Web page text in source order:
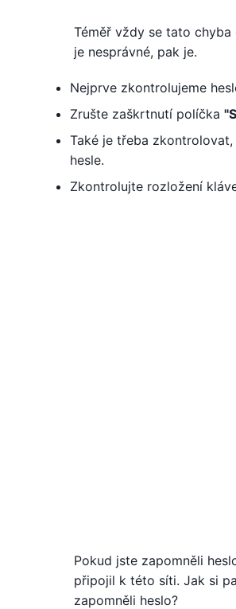
Téměř vždy se tato
je nesprávné, pak je.
Nejprve zkontrolujeme
Zrušte zaškrtnutí políčka
Také je třeba zkontrolovat,
hesle.
Zkontrolujte rozložení
Pokud jste zapomněli
připojil k této síti. Jak si
zapomněli heslo?